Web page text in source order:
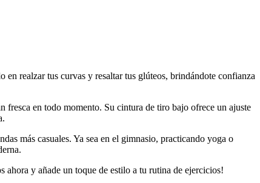
realzar tus curvas y resaltar tus glúteos, brindándote confianza
en todo momento. Su cintura de tiro bajo ofrece un ajuste
más casuales. Ya sea en el gimnasio, practicando yoga o
y añade un toque de estilo a tu rutina de ejercicios!